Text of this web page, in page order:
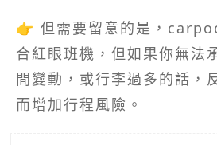
👉 但需要留意的是，
合紅眼班機，但如果你無法
間變動，或行李過多的話，
而增加行程風險。